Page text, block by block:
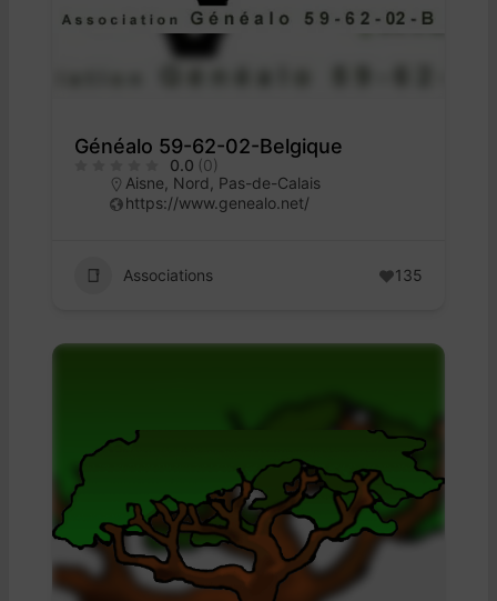
Généalo 59-62-02-Belgique
0.0 (0)
Aisne Nord Pas-de-Calais
https://www.genealo.net/
Associations 135